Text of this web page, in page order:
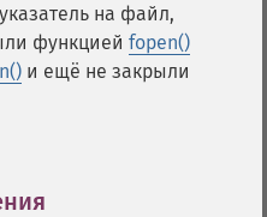
на файл,
функцией fopen()
и ещё не закрыли